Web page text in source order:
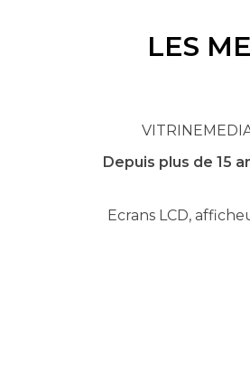
LES
Depuis plus de 15
Ecrans LCD,